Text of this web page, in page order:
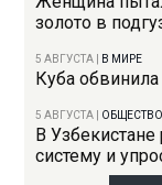
золото в
5 АВГУСТА В МИРЕ
Куба
5 АВГУСТА ОБЩЕСТВО
В
систему и